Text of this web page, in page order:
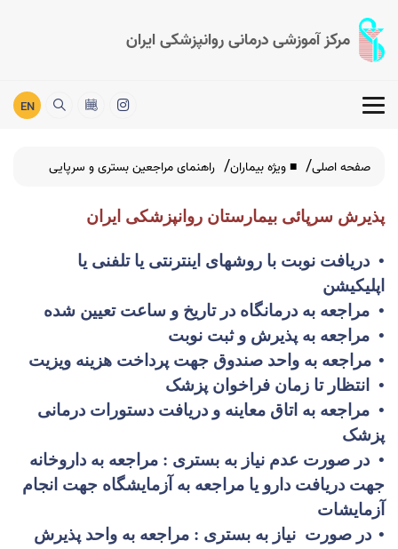
مرکز آموزشی درمانی روانپزشکی ایران
EN
صفحه اصلی ■ ویژه بیماران راهنمای مراجعین بستری و سرپایی
پذیرش سرپائی بیمارستان روانپزشکی ایران
• دریافت نوبت با روشهای اینترنتی یا تلفنی یا
اپلیکیشن
• مراجعه به درمانگاه در تاریخ و ساعت تعیین شده
• مراجعه به پذیرش و ثبت نوبت
• مراجعه به واحد صندوق جهت پرداخت هزینه ویزیت
• انتظار تا زمان فراخوان پزشک
• مراجعه به اتاق معاینه و دریافت دستورات درمانی
پزشک
• در صورت عدم نیاز به بستری : مراجعه به داروخانه
جهت دریافت دارو یا مراجعه به آزمایشگاه جهت انجام
آزمایشات
• در صورت نیاز به بستری : مراجعه به واحد پذیرش